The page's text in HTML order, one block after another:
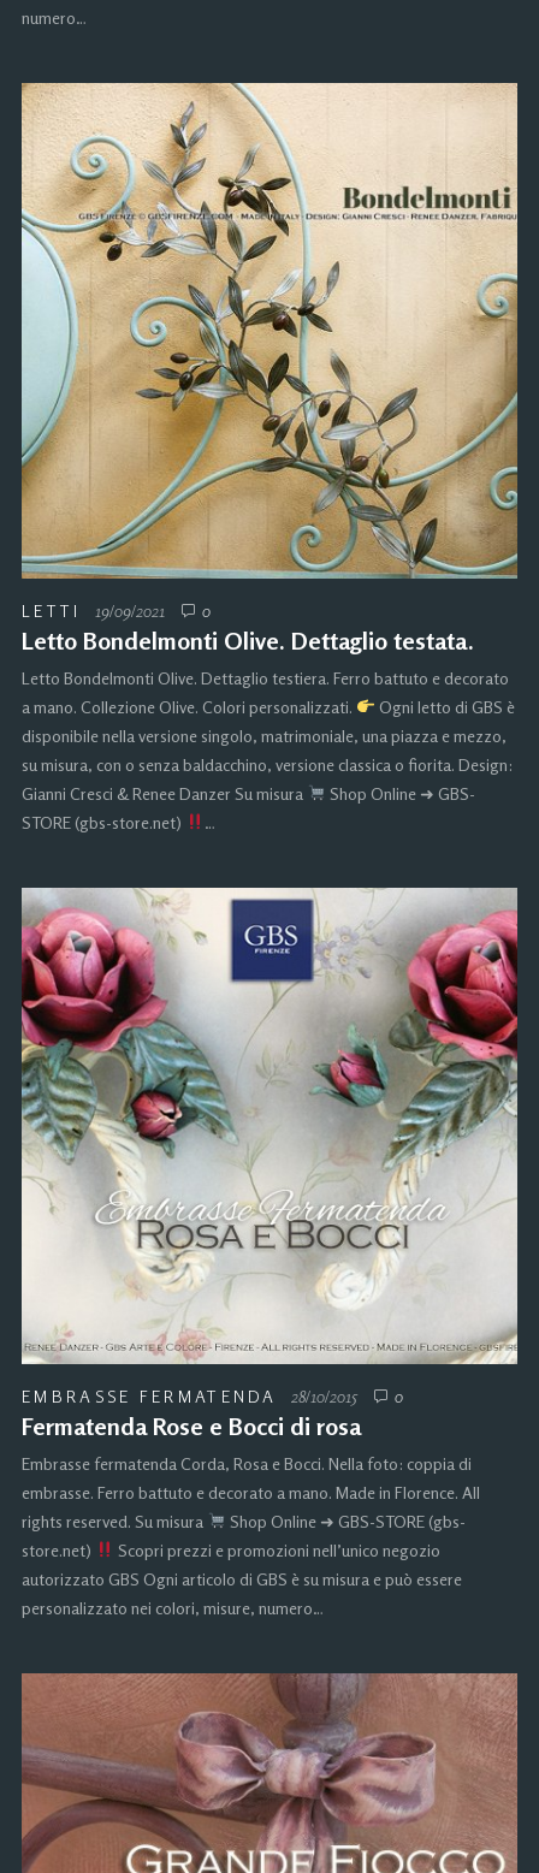
numero…
LETTI 19/09/2021 0
Letto Bondelmonti Olive. Dettaglio testata.
Letto Bondelmonti Olive. Dettaglio testiera. Ferro battuto e decorato
a mano. Collezione Olive. Colori personalizzati.
Ogni letto di GBS è
disponibile nella versione singolo, matrimoniale, una piazza e mezzo,
su misura, con o senza baldacchino, versione classica o fiorita. Design:
Gianni Cresci & Renee Danzer Su misura
Shop Online ➜ GBS-
STORE (gbs-store.net)
…
EMBRASSE FERMATENDA 28/10/2015 0
Fermatenda Rose e Bocci di rosa
Embrasse fermatenda Corda, Rosa e Bocci. Nella foto: coppia di
embrasse. Ferro battuto e decorato a mano. Made in Florence. All
rights reserved. Su misura
Shop Online ➜ GBS-STORE (gbs-
store.net)
Scopri prezzi e promozioni nell’unico negozio
autorizzato GBS Ogni articolo di GBS è su misura e può essere
personalizzato nei colori, misure, numero…